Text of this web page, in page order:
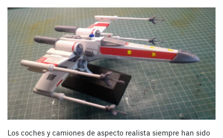
Los coches y camiones de aspecto realista siempre han sido